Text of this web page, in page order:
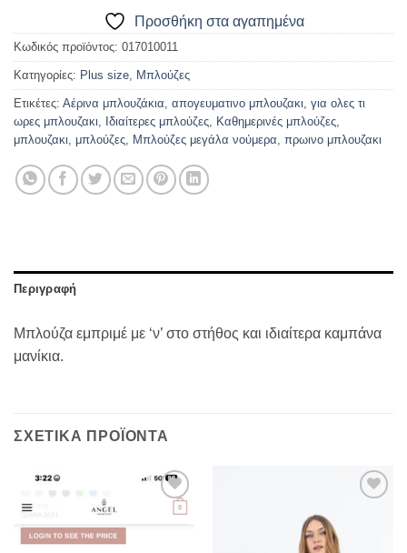
Προσθήκη στα αγαπημένα
Κωδικός προϊόντος: 017010011
Κατηγορίες: Plus size Μπλούζες
Ετικέτες: Αέρινα μπλουζάκια απογευματινο μπλουζακι για ολες τι
ωρες μπλουζακι
Ιδιαίτερες μπλούζες Καθημερινές μπλούζες
μπλουζακι μπλούζες Μπλούζες μεγάλα νούμερα πρωινο μπλουζακι
Περιγραφή
Μπλούζα εμπριμέ με ‘ν’ στο στήθος και ιδιαίτερα καμπάνα
μανίκια.
ΣΧΕΤΙΚΆ ΠΡΟΪΌΝΤΑ
Προσθήκη
αγαπημένα